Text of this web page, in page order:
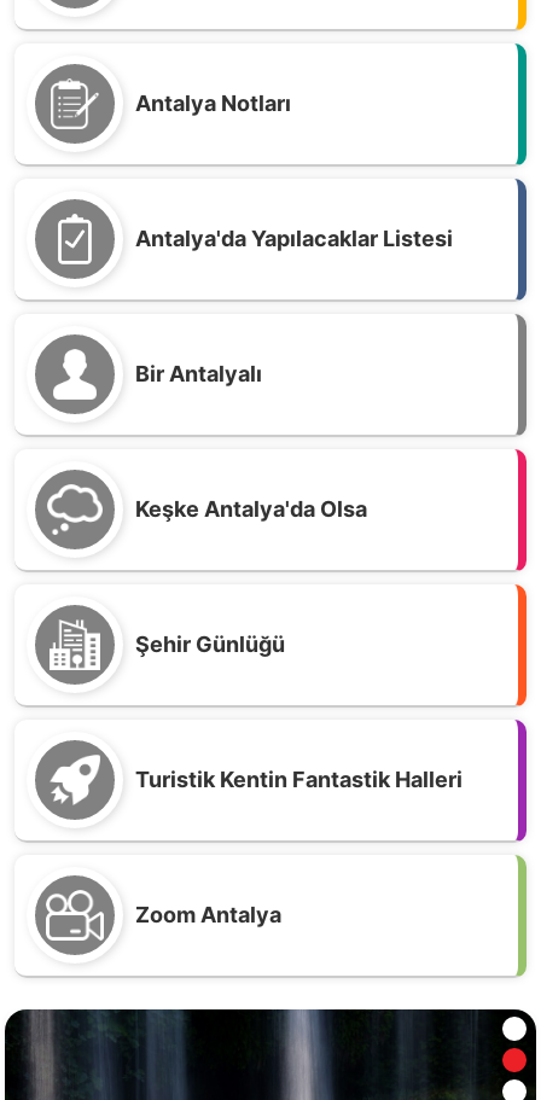
Antalya Notları
Antalya'da Yapılacaklar Listesi
Bir Antalyalı
Keşke Antalya'da Olsa
Şehir Günlüğü
Turistik Kentin Fantastik Halleri
Zoom Antalya
Sıçan Adası; Küçük Bir Adanın Büyük Hikayesi